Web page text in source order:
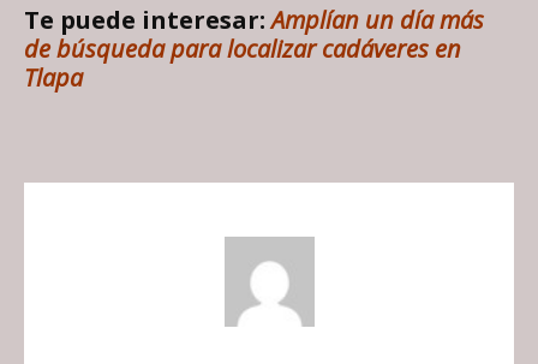
Te puede interesar:Amplían un día más
de búsqueda para localizar cadáveres en
Tlapa